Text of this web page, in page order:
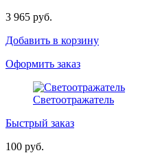
3 965 руб.
Добавить в корзину
Оформить заказ
Светоотражатель
Быстрый заказ
100 руб.